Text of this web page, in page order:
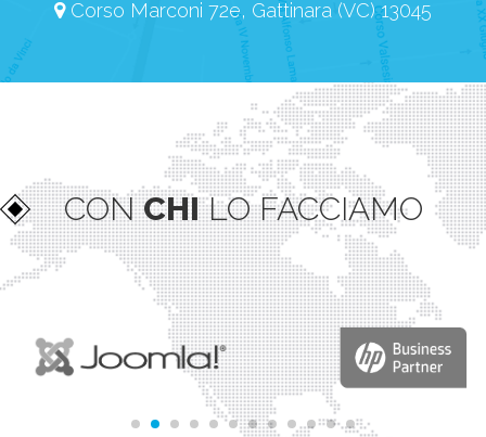
Corso Marconi 72e, Gattinara (VC) 13045
CONCHILO FACCIAMO